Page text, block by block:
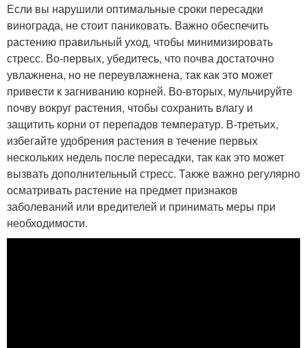
Если вы нарушили оптимальные сроки пересадки
винограда, не стоит паниковать. Важно обеспечить
растению правильный уход, чтобы минимизировать
стресс. Во-первых, убедитесь, что почва достаточно
увлажнена, но не переувлажнена, так как это может
привести к загниванию корней. Во-вторых, мульчируйте
почву вокруг растения, чтобы сохранить влагу и
защитить корни от перепадов температур. В-третьих,
избегайте удобрения растения в течение первых
нескольких недель после пересадки, так как это может
вызвать дополнительный стресс. Также важно регулярно
осматривать растение на предмет признаков
заболеваний или вредителей и принимать меры при
необходимости.